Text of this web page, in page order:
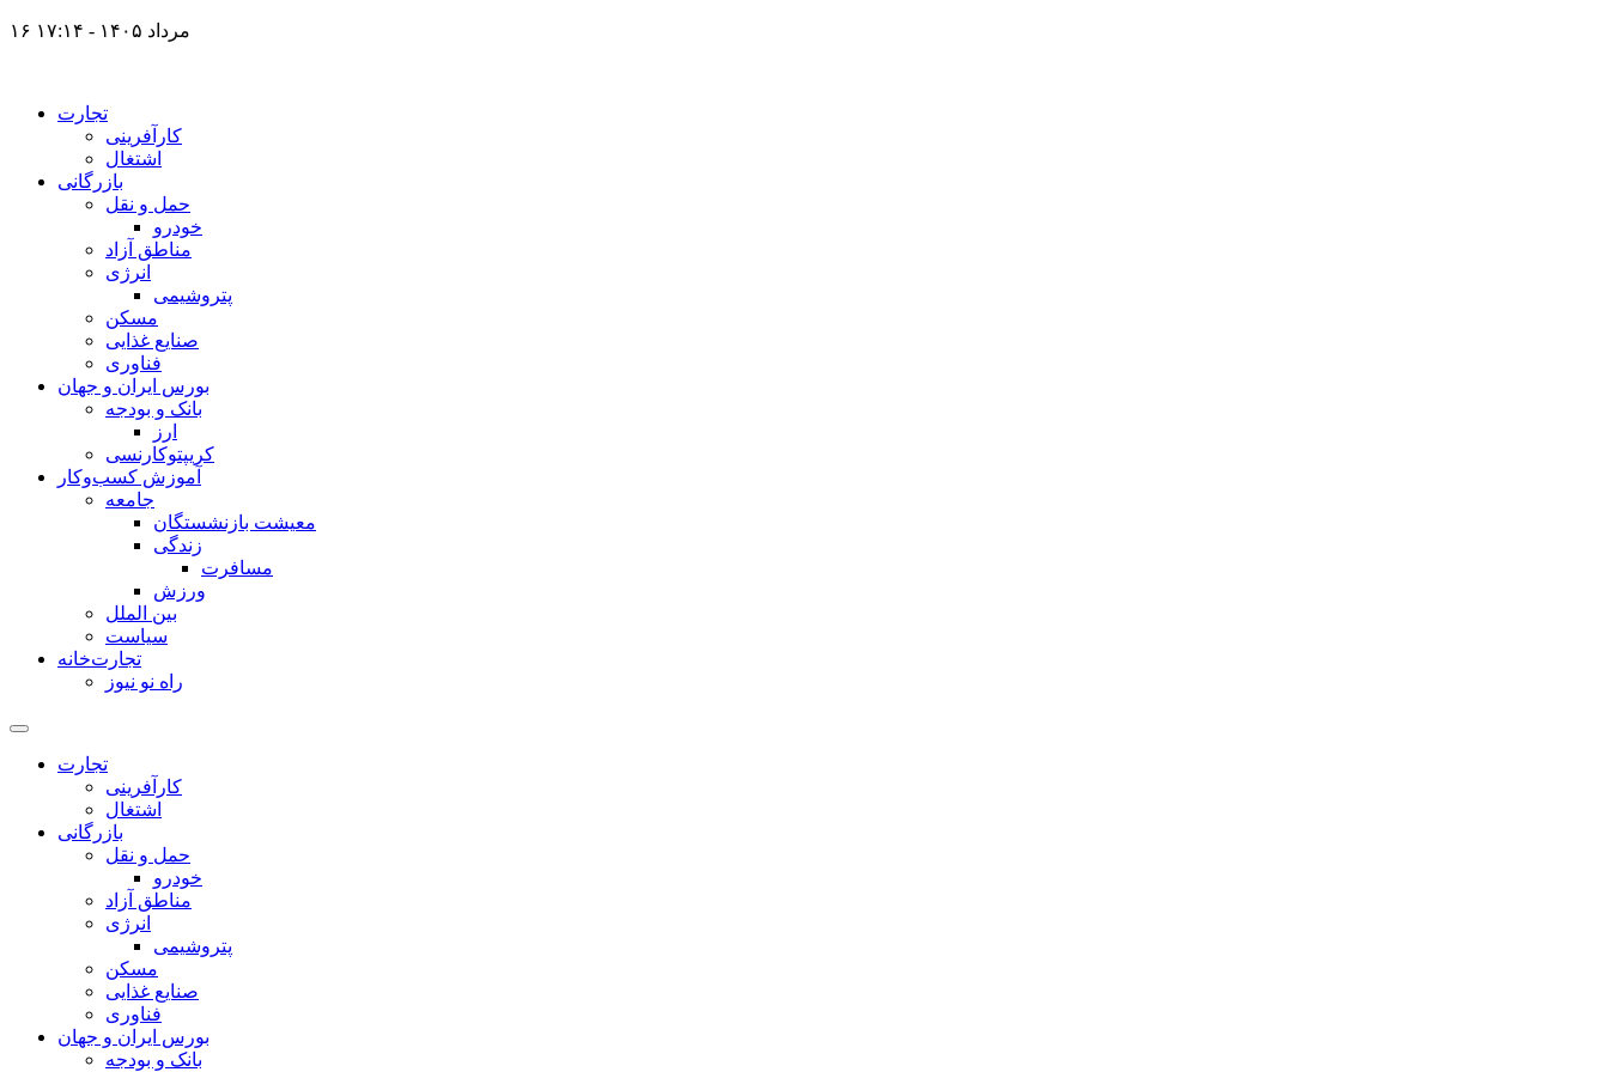
۱۶ مرداد ۱۴۰۵ - ۱۷:۱۴
تجارت
کارآفرینی
اشتغال
بازرگانی
حمل و نقل
خودرو
مناطق آزاد
انرژی
پتروشیمی
مسکن
صنایع غذایی
فناوری
بورس ایران و جهان
بانک و بودجه
ارز
کریپتوکارنسی
آموزش کسب‌وکار
جامعه
معیشت بازنشستگان
زندگی
مسافرت
ورزش
بین الملل
سیاست
تجارت‌خانه
راه نو نیوز
تجارت
کارآفرینی
اشتغال
بازرگانی
حمل و نقل
خودرو
مناطق آزاد
انرژی
پتروشیمی
مسکن
صنایع غذایی
فناوری
بورس ایران و جهان
بانک و بودجه